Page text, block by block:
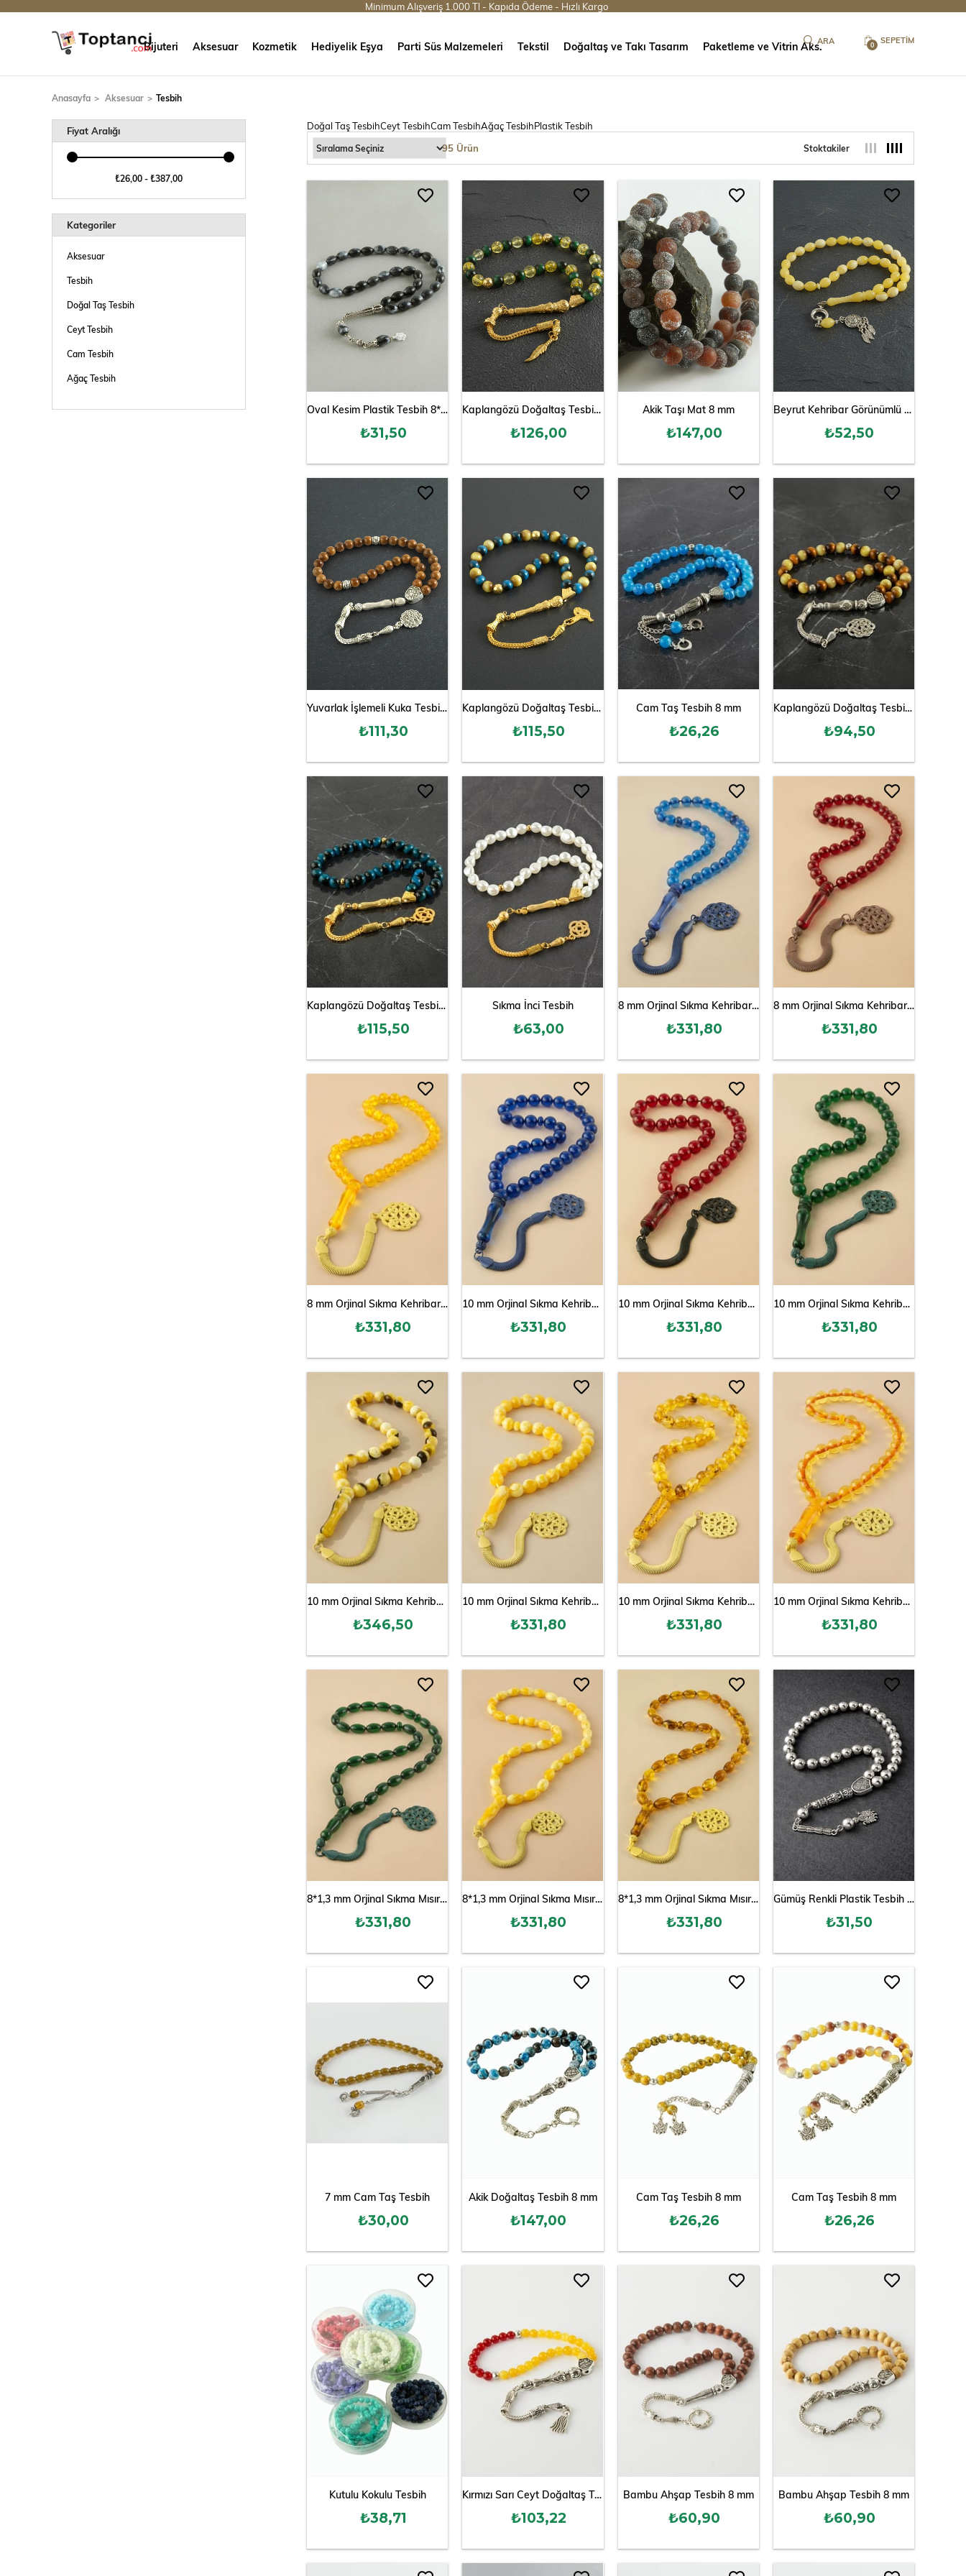
Minimum Alışveriş 1.000 Tl - Kapıda Ödeme - Hızlı Kargo
SEPETIM
0
Bijuteri Aksesuar Kozmetik Hediyelik Eşya Parti Süs Malzemeleri Tekstil Doğaltaş ve Takı Tasarım Paketleme ve Vitrin Aks.
Anasayfa Aksesuar Tesbih
Fiyat Aralığı
₺26,00 - ₺387,00
Kategoriler
Aksesuar
Tesbih
Doğal Taş Tesbih
Ceyt Tesbih
Cam Tesbih
Ağaç Tesbih
Doğal Taş TesbihCeyt TesbihCam TesbihAğaç TesbihPlastik Tesbih
Stoktakiler
95 Ürün
Oval Kesim Plastik Tesbih 8* 11
₺31,50
Kaplangözü Doğaltaş Tesbih 8 mm
₺126,00
Akik Taşı Mat 8 mm
₺147,00
Beyrut Kehribar Görünümlü Plastik Tesbih
₺52,50
Yuvarlak İşlemeli Kuka Tesbih 7 mm
₺111,30
Kaplangözü Doğaltaş Tesbih 8 mm
₺115,50
Cam Taş Tesbih 8 mm
₺26,26
Kaplangözü Doğaltaş Tesbih 8 mm
₺94,50
Kaplangözü Doğaltaş Tesbih 8 mm
₺115,50
Sıkma İnci Tesbih
₺63,00
8 mm Orjinal Sıkma Kehribar Tesbih
₺331,80
8 mm Orjinal Sıkma Kehribar Tesbih
₺331,80
8 mm Orjinal Sıkma Kehribar Tesbih
₺331,80
10 mm Orjinal Sıkma Kehribar Tesbih
₺331,80
10 mm Orjinal Sıkma Kehribar Tesbih
₺331,80
10 mm Orjinal Sıkma Kehribar Tesbih
₺331,80
10 mm Orjinal Sıkma Kehribar Tesbih
₺346,50
10 mm Orjinal Sıkma Kehribar Tesbih
₺331,80
10 mm Orjinal Sıkma Kehribar Tesbih
₺331,80
10 mm Orjinal Sıkma Kehribar Tesbih
₺331,80
8*1,3 mm Orjinal Sıkma Mısır Kesim Kehribar Tesbih
₺331,80
8*1,3 mm Orjinal Sıkma Mısır Kesim Kehribar Tesbih
₺331,80
8*1,3 mm Orjinal Sıkma Mısır Kesim Kehribar Tesbih
₺331,80
Gümüş Renkli Plastik Tesbih 8 mm
₺31,50
7 mm Cam Taş Tesbih
₺30,00
Akik Doğaltaş Tesbih 8 mm
₺147,00
Cam Taş Tesbih 8 mm
₺26,26
Cam Taş Tesbih 8 mm
₺26,26
Kutulu Kokulu Tesbih
₺38,71
Kırmızı Sarı Ceyt Doğaltaş Tesbih 6 mm
₺103,22
Bambu Ahşap Tesbih 8 mm
₺60,90
Bambu Ahşap Tesbih 8 mm
₺60,90